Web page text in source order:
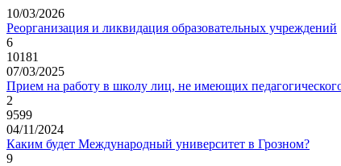
10/03/2026
Реорганизация и ликвидация образовательных учреждений
6
10181
07/03/2025
Прием на работу в школу лиц, не имеющих
2
9599
04/11/2024
Каким будет Международный университет в Грозном?
9